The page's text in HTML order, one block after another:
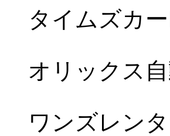
タイムズカ
オリックス
ワンズレン